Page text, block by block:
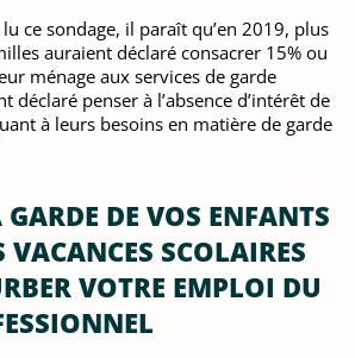
lu ce sondage, il paraît qu’en 2019, plus
auraient déclaré consacrer 15% ou
ménage aux services de garde
déclaré penser à l’absence d’intérêt de
à leurs besoins en matière de garde
DE VOS ENFANTS
VACANCES SCOLAIRES
VOTRE EMPLOI DU